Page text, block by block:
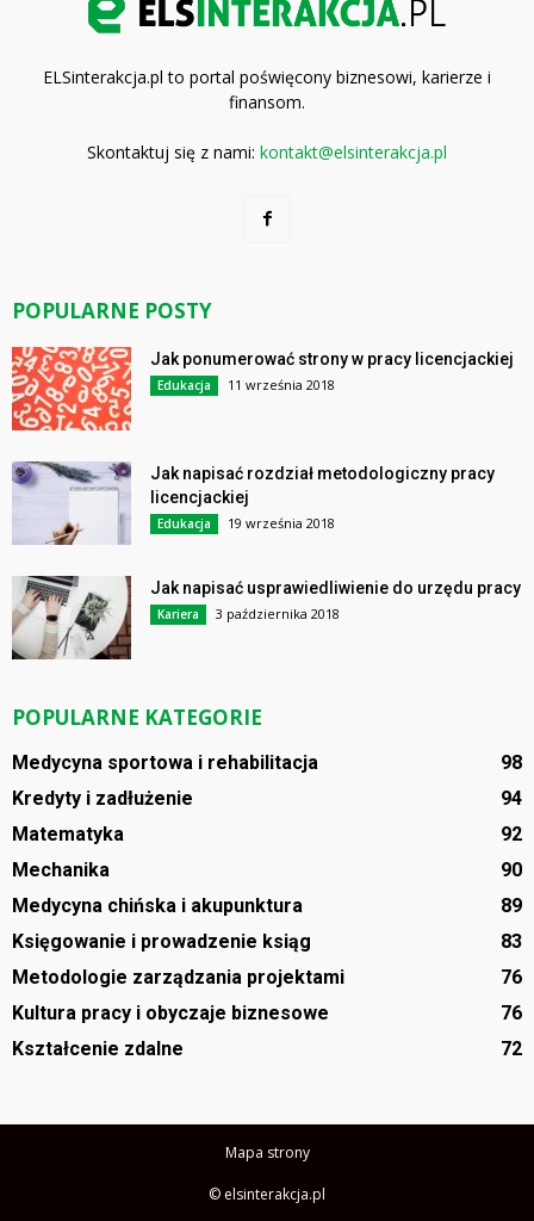
ELSinterakcja.pl to portal poświęcony biznesowi, karierze i
finansom.
Skontaktuj się z nami: kontakt@elsinterakcja.pl
POPULARNE POSTY
Jak ponumerować strony w pracy licencjackiej
Edukacja 11 września 2018
Jak napisać rozdział metodologiczny pracy
licencjackiej
Edukacja 19 września 2018
Jak napisać usprawiedliwienie do urzędu pracy
Kariera 3 października 2018
POPULARNE KATEGORIE
Medycyna sportowa i rehabilitacja
98
Kredyty i zadłużenie
94
Matematyka
92
Mechanika
90
Medycyna chińska i akupunktura
89
Księgowanie i prowadzenie ksiąg
83
Metodologie zarządzania projektami
76
Kultura pracy i obyczaje biznesowe
76
Kształcenie zdalne
72
Mapa strony
© elsinterakcja.pl